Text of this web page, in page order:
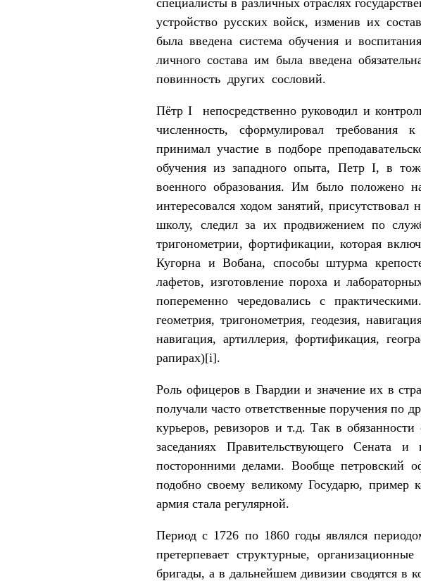
устройство русских войск, изменив их
была введена система обучения и
личного состава им была введена
повинность других сословий.
Пётр I непосредственно руководил и
численность, сформулировал требования к
принимал участие в подборе
обучения из западного опыта, Петр I, в
военного образования. Им было положено
интересовался ходом занятий,
школу, следил за их продвижением по
тригонометрии, фортификации, которая
Кугорна и Вобана, способы штурма
лафетов, изготовление пороха и
попеременно чередовались с
геометрия, тригономет­рия, геодезия,
навигация, артиллерия, фортификация,
рапирах)[i].
Роль офицеров в Гвардии и значение их в
получали час­то ответственные поручения по
курьеров, ревизоров и т.д. Так в
заседаниях Правительствующего Сената
посторонними дела­ми. Вообще петровский
подобно своему великому Государю, пример
армия стала регулярной.
Период с 1726 по 1860 годы являлся
претерпевает структурные,
бригады, а в дальнейшем дивизии сводятся в